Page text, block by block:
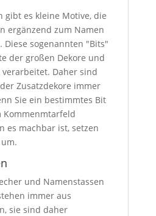
gibt es kleine Motive, die
ergänzend zum Namen
sogenannten "Bits"
der großen Dekore und
Daher sind
Zusatzdekore immer
Sie ein bestimmtes Bit
Kommenmtarfeld
es machbar ist, setzen
und Namenstassen
immer aus
sie sind daher